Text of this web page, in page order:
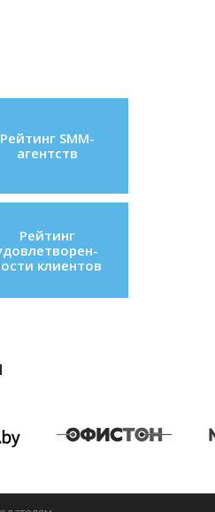
Рейтинг SMM-
агентств
Рейтинг
клиентов